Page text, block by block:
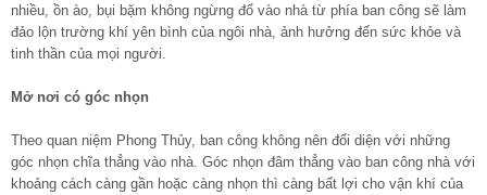
nhiều, ồn ào, bụi bặm không ngừng đổ vào nhà từ phía ban công sẽ làm
đảo lộn trường khí yên bình của ngôi nhà, ảnh hưởng đến sức khỏe và
tinh thần của mọi người.
Mở nơi có góc nhọn
Theo quan niệm Phong Thủy, ban công không nên đối diện với những
góc nhọn chĩa thẳng vào nhà. Góc nhọn đâm thẳng vào ban công nhà với
khoảng cách càng gần hoặc càng nhọn thì càng bất lợi cho vận khí của